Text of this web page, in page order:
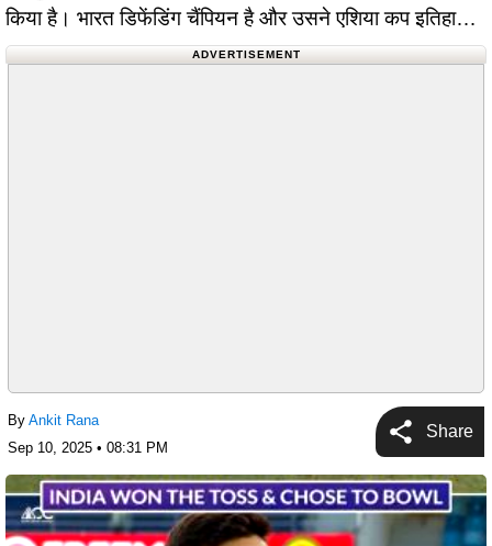
किया है। भारत डिफेंडिंग चैंपियन है और उसने एशिया कप इतिहास में
सबसे ज़्यादा आठ बार खिताब जीतें है।
…
ADVERTISEMENT
By Ankit Rana
Sep 10, 2025 • 08:31 PM
Share